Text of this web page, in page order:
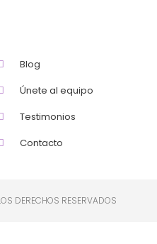
Blog
Únete al equipo
Testimonios
Contacto
DERECHOS RESERVADOS